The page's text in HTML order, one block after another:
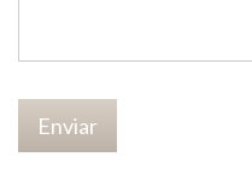
Enviar